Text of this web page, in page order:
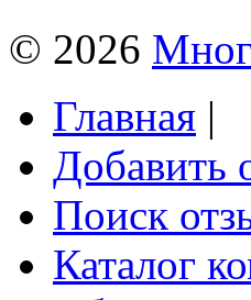
© 2026
Главная |
Добавить
Поиск
Каталог